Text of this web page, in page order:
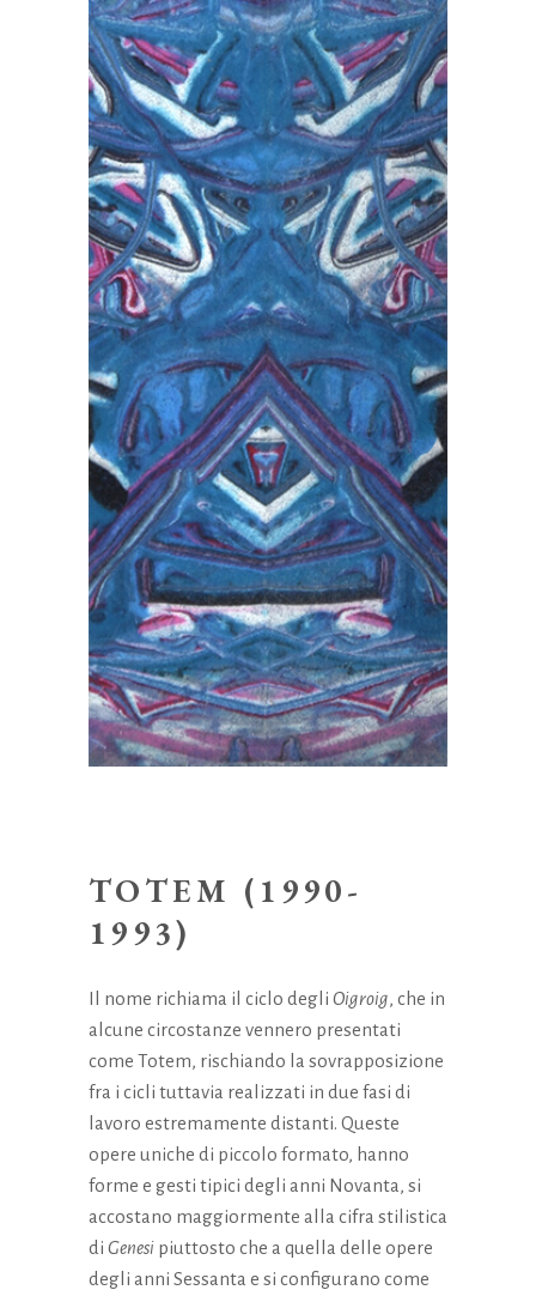
TOTEM (1990-
1993)
Il nome richiama il ciclo degli Oigroig, che in
alcune circostanze vennero presentati
come Totem, rischiando la sovrapposizione
fra i cicli tuttavia realizzati in due fasi di
lavoro estremamente distanti. Queste
opere uniche di piccolo formato, hanno
forme e gesti tipici degli anni Novanta, si
accostano maggiormente alla cifra stilistica
di Genesi piuttosto che a quella delle opere
degli anni Sessanta e si configurano come